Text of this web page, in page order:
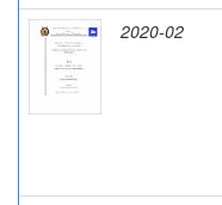
2020-02